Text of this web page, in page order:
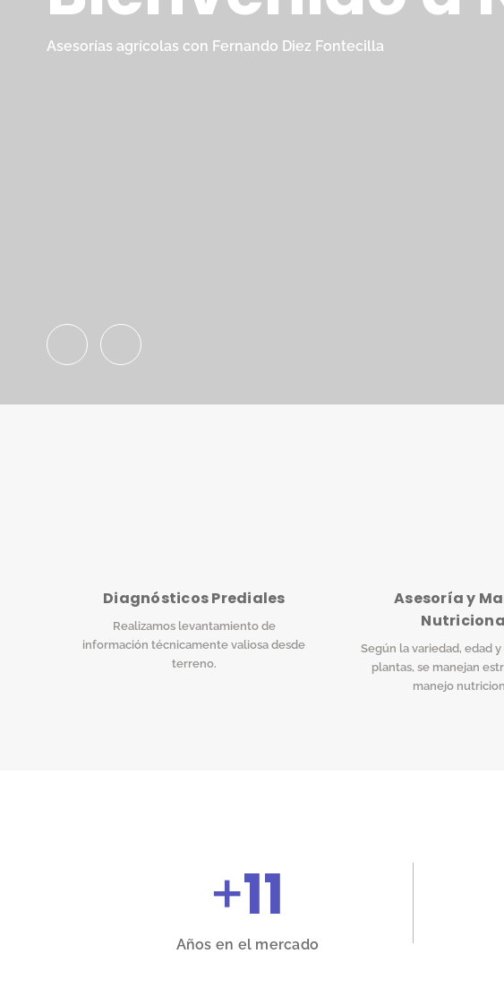
Asesorías agrícolas con Fernando Diez Fontecilla
Diagnósticos Prediales
Realizamos levantamiento de
información técnicamente valiosa desde
terreno.
Asesoría y
Según la variedad, edad
plantas, se manejan
manejo
+11
Años en el mercado